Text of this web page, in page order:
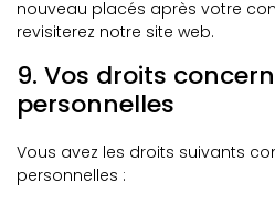
nouveau placés après votre
revisiterez notre site web.
9. Vos droits
personnelles
Vous avez les droits suivants
personnelles :